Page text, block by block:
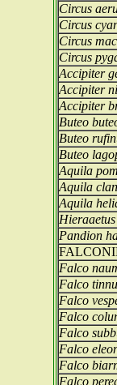
Circus
Circus
Circus
Circus
Accipiter
Accipiter
Accipiter
Buteo
Buteo
Buteo
Aquila
Aquila
Aquila
Pandion
Falco
Falco
Falco
Falco
Falco
Falco
Falco
Falco